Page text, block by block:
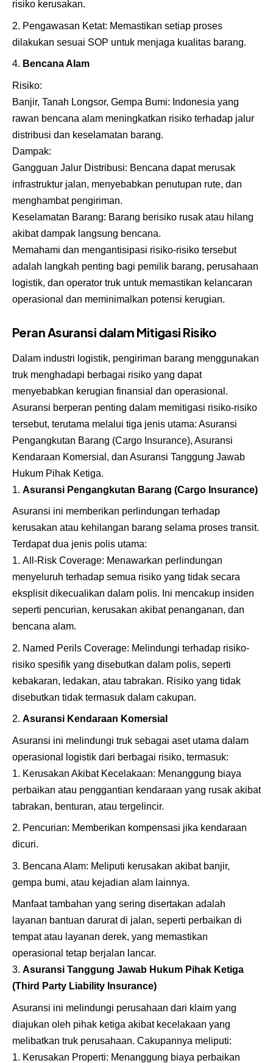
risiko kerusakan.
Pengawasan Ketat: Memastikan setiap proses
dilakukan sesuai SOP untuk menjaga kualitas barang.
Bencana Alam
Risiko:
Banjir, Tanah Longsor, Gempa Bumi: Indonesia yang
rawan bencana alam meningkatkan risiko terhadap jalur
distribusi dan keselamatan barang.
Dampak:
Gangguan Jalur Distribusi: Bencana dapat merusak
infrastruktur jalan, menyebabkan penutupan rute, dan
menghambat pengiriman.
Keselamatan Barang: Barang berisiko rusak atau hilang
akibat dampak langsung bencana.
Memahami dan mengantisipasi risiko-risiko tersebut
adalah langkah penting bagi pemilik barang, perusahaan
logistik, dan operator truk untuk memastikan kelancaran
operasional dan meminimalkan potensi kerugian.
Peran Asuransi dalam Mitigasi Risiko
Dalam industri logistik, pengiriman barang menggunakan
truk menghadapi berbagai risiko yang dapat
menyebabkan kerugian finansial dan operasional.
Asuransi berperan penting dalam memitigasi risiko-risiko
tersebut, terutama melalui tiga jenis utama: Asuransi
Pengangkutan Barang (Cargo Insurance), Asuransi
Kendaraan Komersial, dan Asuransi Tanggung Jawab
Hukum Pihak Ketiga.
Asuransi Pengangkutan Barang (Cargo Insurance)
Asuransi ini memberikan perlindungan terhadap
kerusakan atau kehilangan barang selama proses transit.
Terdapat dua jenis polis utama:
All-Risk Coverage: Menawarkan perlindungan
menyeluruh terhadap semua risiko yang tidak secara
eksplisit dikecualikan dalam polis. Ini mencakup insiden
seperti pencurian, kerusakan akibat penanganan, dan
bencana alam.
Named Perils Coverage: Melindungi terhadap risiko-
risiko spesifik yang disebutkan dalam polis, seperti
kebakaran, ledakan, atau tabrakan. Risiko yang tidak
disebutkan tidak termasuk dalam cakupan.
Asuransi Kendaraan Komersial
Asuransi ini melindungi truk sebagai aset utama dalam
operasional logistik dari berbagai risiko, termasuk:
Kerusakan Akibat Kecelakaan: Menanggung biaya
perbaikan atau penggantian kendaraan yang rusak akibat
tabrakan, benturan, atau tergelincir.
Pencurian: Memberikan kompensasi jika kendaraan
dicuri.
Bencana Alam: Meliputi kerusakan akibat banjir,
gempa bumi, atau kejadian alam lainnya.
Manfaat tambahan yang sering disertakan adalah
layanan bantuan darurat di jalan, seperti perbaikan di
tempat atau layanan derek, yang memastikan
operasional tetap berjalan lancar.
Asuransi Tanggung Jawab Hukum Pihak Ketiga
(Third Party Liability Insurance)
Asuransi ini melindungi perusahaan dari klaim yang
diajukan oleh pihak ketiga akibat kecelakaan yang
melibatkan truk perusahaan. Cakupannya meliputi:
Kerusakan Properti: Menanggung biaya perbaikan